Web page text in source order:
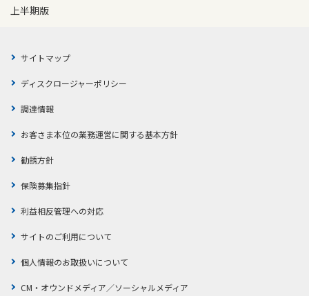
上半期版
サイトマップ
ディスクロージャーポリシー
調達情報
お客さま本位の業務運営に関する基本方針
勧誘方針
保険募集指針
利益相反管理への対応
サイトのご利用について
個人情報のお取扱いについて
CM・オウンドメディア／ソーシャルメディア